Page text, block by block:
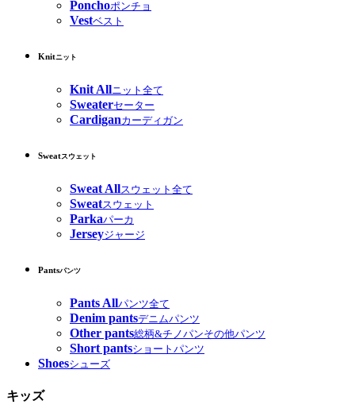
Ponchoポンチョ
Vestベスト
Knitニット
Knit Allニット全て
Sweaterセーター
Cardiganカーディガン
Sweatスウェット
Sweat Allスウェット全て
Sweatスウェット
Parkaパーカ
Jerseyジャージ
Pantsパンツ
Pants Allパンツ全て
Denim pantsデニムパンツ
Other pants総柄&チノパンその他パンツ
Short pantsショートパンツ
Shoesシューズ
キッズ